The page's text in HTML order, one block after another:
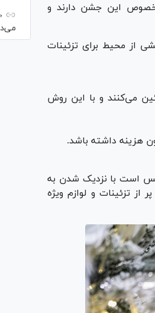
این جشن دارند و
از محیط برای تزئینات
می‌کنند و با این روش
است با نزدیک شدن به
تزئینات و لوازم ویژه